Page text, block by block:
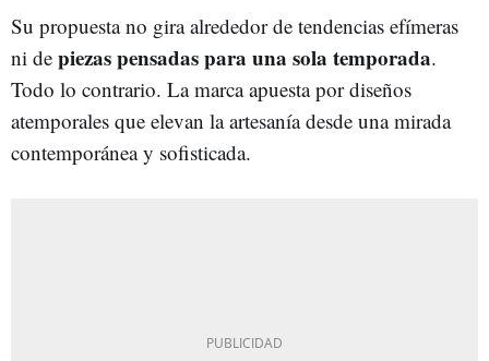
Su propuesta no gira alrededor de tendencias efímeras
ni de piezas pensadas para una sola temporada.
Todo lo contrario. La marca apuesta por diseños
atemporales que elevan la artesanía desde una mirada
contemporánea y sofisticada.